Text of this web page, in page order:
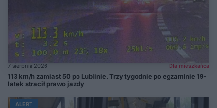
7 sierpnia 2026 Dla mieszkańca
113 km/h zamiast 50 po Lublinie. Trzy tygodnie po egzaminie 19-
latek stracił prawo jazdy
ALERT